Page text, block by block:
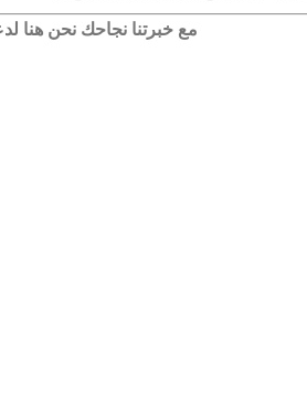
مع خبرتنا نجاحك نحن هنا